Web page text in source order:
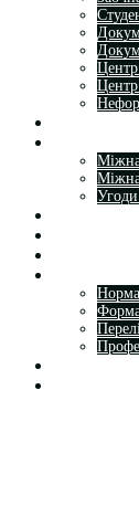
Центр
Центр
Форма
Майстри
Про